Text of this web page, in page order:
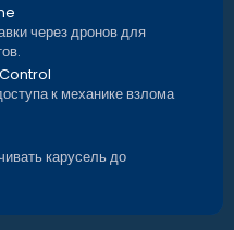
Discord
через дронов для
к механике взлома
карусель до